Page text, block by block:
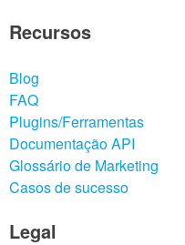
Recursos
Blog
FAQ
Plugins/Ferramentas
Documentação API
Glossário de Marketing
Casos de sucesso
Legal